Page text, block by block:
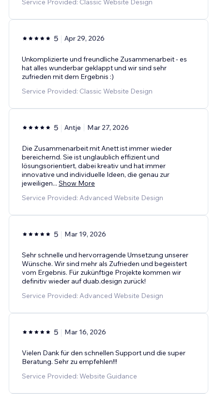
Service Provided: Classic Website Design
5 Apr 29, 2026
Unkomplizierte und freundliche Zusammenarbeit - es
hat alles wunderbar geklappt und wir sind sehr
zufrieden mit dem Ergebnis :)
Service Provided: Classic Website Design
5 Antje Mar 27, 2026
Die Zusammenarbeit mit Anett ist immer wieder
bereichernd. Sie ist unglaublich effizient und
lösungsorientiert, dabei kreativ und hat immer
innovative und individuelle Ideen, die genau zur
jeweiligen... Show More
Service Provided: Advanced Website Design
5 Mar 19, 2026
Sehr schnelle und hervorragende Umsetzung unserer
Wünsche. Wir sind mehr als Zufrieden und begeistert
vom Ergebnis. Für zukünftige Projekte kommen wir
definitiv wieder auf duab.design zurück!
Service Provided: Advanced Website Design
5 Mar 16, 2026
Vielen Dank für den schnellen Support und die super
Beratung. Sehr zu empfehlen!!!
Service Provided: Website Guidance